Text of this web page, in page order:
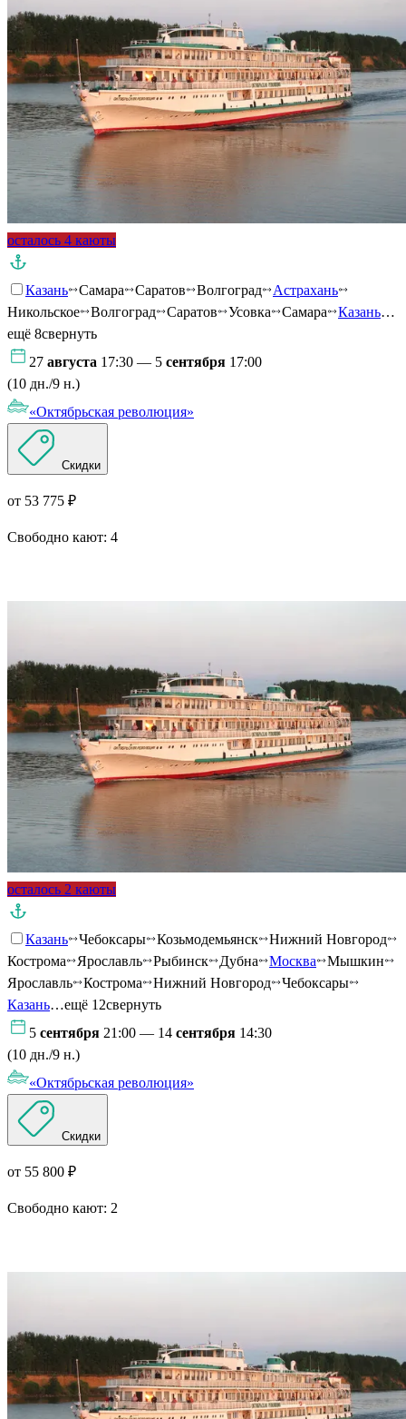
осталось 4 каюты
Казань Самара Саратов Волгоград
Астрахань
Никольское
Волгоград Саратов Усовка Самара Казань…
ещё 8свернуть
27 августа 17:30 — 5 сентября 17:00
(10 дн./9 н.)
«Октябрьская революция»
Скидки
от 53 775 ₽
Свободно кают: 4
осталось 2 каюты
Казань Чебоксары Козьмодемьянск
Нижний Новгород
Кострома
Ярославль Рыбинск Дубна Москва
Мышкин
Ярославль
Кострома Нижний Новгород
Чебоксары
Казань…ещё 12свернуть
5 сентября 21:00 — 14 сентября 14:30
(10 дн./9 н.)
«Октябрьская революция»
Скидки
от 55 800 ₽
Свободно кают: 2